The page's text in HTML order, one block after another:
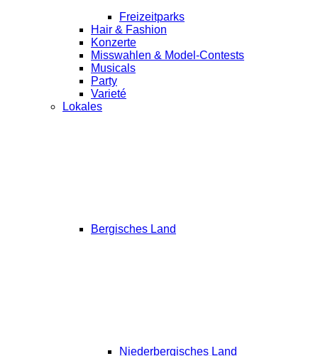
Freizeitparks
Hair & Fashion
Konzerte
Misswahlen & Model-Contests
Musicals
Party
Varieté
Lokales
Bergisches Land
Niederbergisches Land